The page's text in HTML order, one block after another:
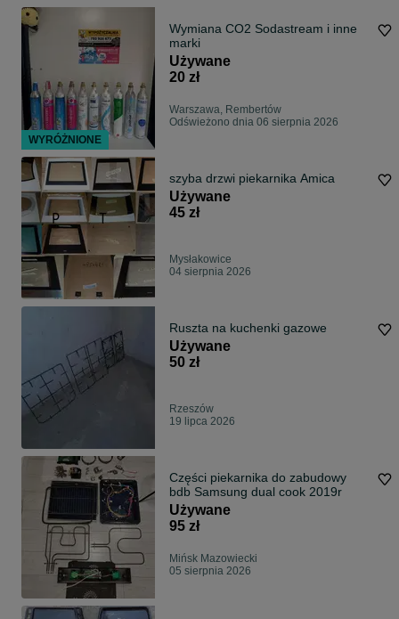
Wymiana CO2 Sodastream i inne
marki
Używane
20 zł
Warszawa, Rembertów
Odświeżono dnia 06 sierpnia 2026
szyba drzwi piekarnika Amica
Używane
45 zł
Mysłakowice
04 sierpnia 2026
Ruszta na kuchenki gazowe
Używane
50 zł
Rzeszów
19 lipca 2026
Części piekarnika do zabudowy
bdb Samsung dual cook 2019r
Używane
95 zł
Mińsk Mazowiecki
05 sierpnia 2026
WYRÓŻNIONE